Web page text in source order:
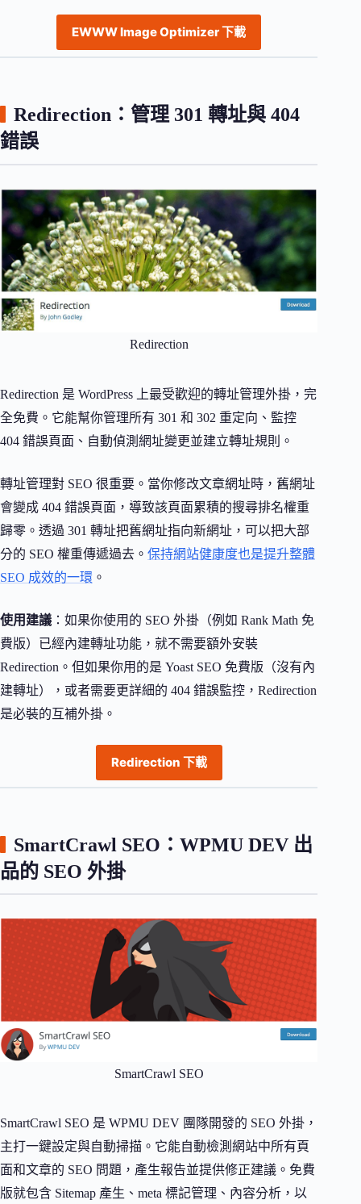
EWWW Image Optimizer 下載
Redirection：管理 301 轉址與 404
錯誤
Redirection
Redirection 是 WordPress 上最受歡迎的轉址管理外掛，完
全免費。它能幫你管理所有 301 和 302 重定向、監控
404 錯誤頁面、自動偵測網址變更並建立轉址規則。
轉址管理對 SEO 很重要。當你修改文章網址時，舊網址
會變成 404 錯誤頁面，導致該頁面累積的搜尋排名權重
歸零。透過 301 轉址把舊網址指向新網址，可以把大部
分的 SEO 權重傳遞過去。 保持網站健康度也是提升整體
SEO 成效的一環 。
使用建議 ：如果你使用的 SEO 外掛（例如 Rank Math 免
費版）已經內建轉址功能，就不需要額外安裝
Redirection。但如果你用的是 Yoast SEO 免費版（沒有內
建轉址），或者需要更詳細的 404 錯誤監控，Redirection
是必裝的互補外掛。
Redirection 下載
SmartCrawl SEO：WPMU DEV 出
品的 SEO 外掛
SmartCrawl SEO
SmartCrawl SEO 是 WPMU DEV 團隊開發的 SEO 外掛，
主打一鍵設定與自動掃描。它能自動檢測網站中所有頁
面和文章的 SEO 問題，產生報告並提供修正建議。免費
版就包含 Sitemap 產生、meta 標記管理、內容分析，以